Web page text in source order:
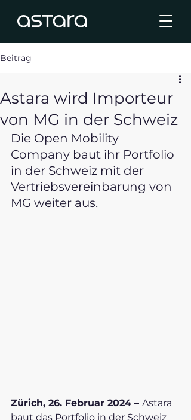
Beitrag
Astara wird Importeur
von MG in der Schweiz
Die Open Mobility
Company baut ihr Portfolio
in der Schweiz mit der
Vertriebsvereinbarung von
MG weiter aus.
Zürich, 26. Februar 2024 – Astara
baut das Portfolio in der Schweiz